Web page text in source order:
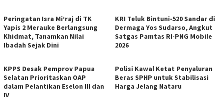
Peringatan Isra Mi’raj di TK
Yapis 2 Merauke Berlangsung
Khidmat, Tanamkan Nilai
Ibadah Sejak Dini
KRI Teluk Bintuni-520 Sandar di
Dermaga Yos Sudarso, Angkut
Satgas Pamtas RI-PNG Mobile
2026
KPPS Desak Pemprov Papua
Selatan Prioritaskan OAP
dalam Pelantikan Eselon III dan
IV
Polisi Kawal Ketat Penyaluran
Beras SPHP untuk Stabilisasi
Harga Jelang Nataru